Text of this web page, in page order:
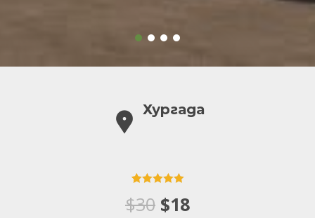
Хургада
от 5,
базирано на
$30 Original
$18Текущата